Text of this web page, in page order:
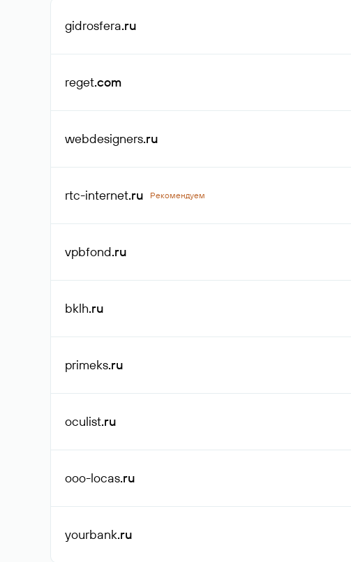
gidrosfera.ru
reget.com
webdesigners.ru
rtc-internet.ru Рекомендуем
vpbfond.ru
bklh.ru
primeks.ru
oculist.ru
ooo-locas.ru
yourbank.ru